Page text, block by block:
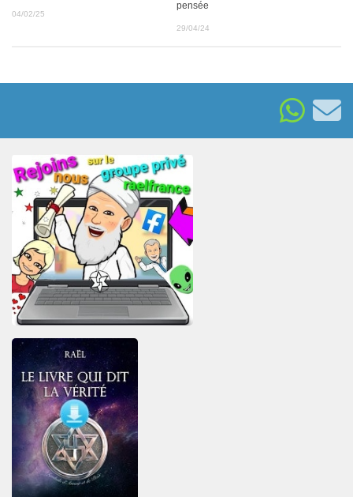
04/02/25
pensée
29/04/24